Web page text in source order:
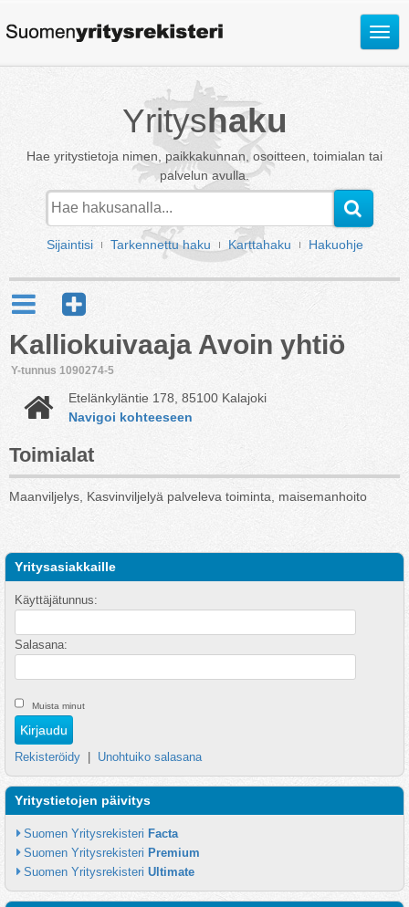
Avaa
Yrityshaku
Hae yritystietoja nimen, paikkakunnan, osoitteen, toimialan tai
palvelun avulla.
Sijaintisi Tarkennettu haku Karttahaku Hakuohje
Kalliokuivaaja Avoin yhtiö
Y-tunnus 1090274-5
Etelänkyläntie 178, 85100 Kalajoki
Navigoi kohteeseen
Toimialat
Maanviljelys, Kasvinviljelyä palveleva toiminta, maisemanhoito
Yritysasiakkaille
Käyttäjätunnus:
Salasana:
Muista minut
Rekisteröidy Unohtuiko salasana
Yritystietojen päivitys
Suomen Yritysrekisteri Facta
Suomen Yritysrekisteri Premium
Suomen Yritysrekisteri Ultimate